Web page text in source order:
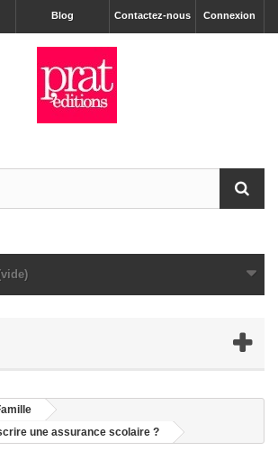
Connexion
Contactez-nous
Blog
une assurance scolaire ?